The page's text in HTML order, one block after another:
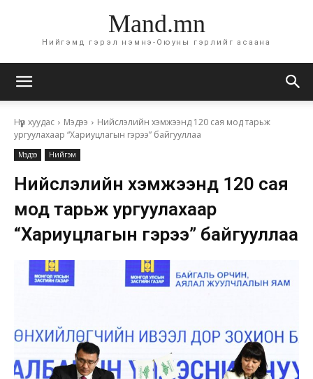
Mand.mn
Нийгэмд гэрэл нэмнэ-Оюуны гэрлийг асаана
Нүүр хуудас Мэдээ
Нийслэлийн хэмжээнд 120 сая мод тарьж
ургуулахаар “Хариуцлагын гэрээ” байгууллаа
Мэдээ Нийгэм
Нийслэлийн хэмжээнд 120 сая
мод тарьж ургуулахаар
“Хариуцлагын гэрээ” байгууллаа